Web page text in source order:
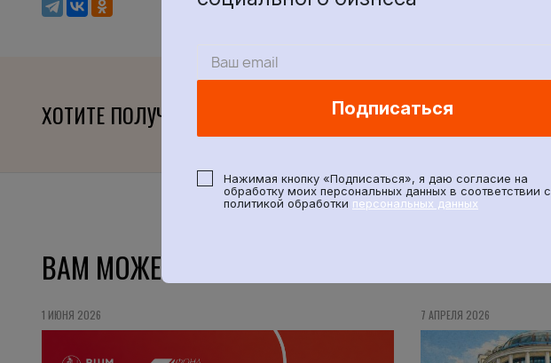
ХОТИТЕ ПОЛУЧАТЬ СВЕЖИЕ МАТЕРИАЛЫ?
ВАМ МОЖЕТ БЫТЬ ИНТЕРЕСНО
1 ИЮНЯ 2026 7 АПРЕЛЯ 2026
Подписаться
Нажимая кнопку «Подписаться», я даю согласие на
обработку моих персональных данных в соответствии с
политикой обработки персональных данных